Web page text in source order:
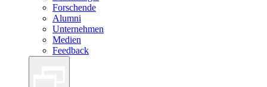
Forschende
Alumni
Unternehmen
Medien
Feedback